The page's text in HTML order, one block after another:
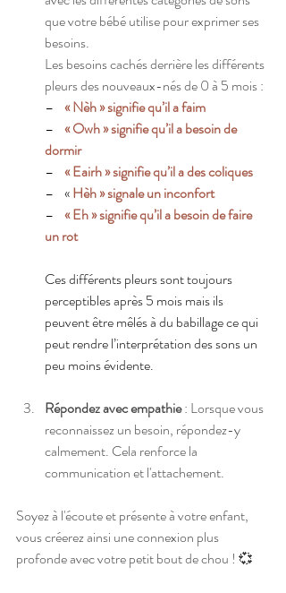
que votre bébé utilise pour exprimer ses
besoins.
Les besoins cachés derrière les différents
pleurs des nouveaux-nés de 0 à 5 mois :
– « Nèh » signifie qu’il a faim
– « Owh » signifie qu’il a besoin de
dormir
– « Eairh » signifie qu’il a des coliques
–    « Hèh » signale un inconfort
– « Eh » signifie qu’il a besoin de faire
un rot
Ces différents pleurs sont toujours
perceptibles après 5 mois mais ils
peuvent être mêlés à du babillage ce qui
peut rendre l’interprétation des sons un
peu moins évidente.
Répondez avec empathie : Lorsque vous
reconnaissez un besoin, répondez-y
calmement. Cela renforce la
communication et l'attachement.
Soyez à l'écoute et présente à votre enfant,
vous créerez ainsi une connexion plus
profonde avec votre petit bout de chou ! 💞